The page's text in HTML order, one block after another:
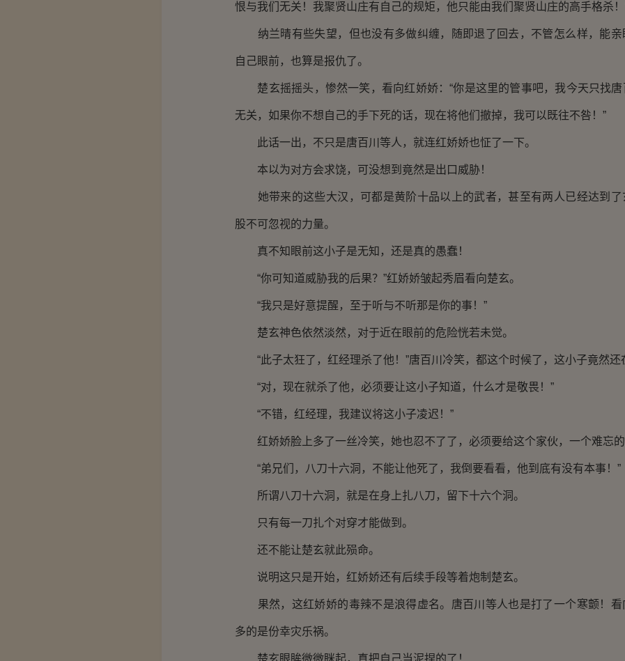
恨与我们无关！我聚贤山庄有自己的规矩，他只能由我们聚贤山庄的高手格杀！
纳兰晴有些失望，但也没有多做纠缠，随即退了回去，不管怎么样，能亲
自己眼前，也算是报仇了。
楚玄摇摇头，惨然一笑，看向红娇娇：“你是这里的管事吧，我今天只找唐
无关，如果你不想自己的手下死的话，现在将他们撤掉，我可以既往不咎！”
此话一出，不只是唐百川等人，就连红娇娇也怔了一下。
本以为对方会求饶，可没想到竟然是出口威胁！
她带来的这些大汉，可都是黄阶十品以上的武者，甚至有两人已经达到了
股不可忽视的力量。
真不知眼前这小子是无知，还是真的愚蠢！
“你可知道威胁我的后果？”红娇娇皱起秀眉看向楚玄。
“我只是好意提醒，至于听与不听那是你的事！”
楚玄神色依然淡然，对于近在眼前的危险恍若未觉。
“此子太狂了，红经理杀了他！”唐百川冷笑，都这个时候了，这小子竟然还
“对，现在就杀了他，必须要让这小子知道，什么才是敬畏！”
“不错，红经理，我建议将这小子凌迟！”
红娇娇脸上多了一丝冷笑，她也忍不了了，必须要给这个家伙，一个难忘的
“弟兄们，八刀十六洞，不能让他死了，我倒要看看，他到底有没有本事！”
所谓八刀十六洞，就是在身上扎八刀，留下十六个洞。
只有每一刀扎个对穿才能做到。
还不能让楚玄就此殒命。
说明这只是开始，红娇娇还有后续手段等着炮制楚玄。
果然，这红娇娇的毒辣不是浪得虚名。唐百川等人也是打了一个寒颤！看
多的是份幸灾乐祸。
楚玄眼眸微微眯起，真把自己当泥捏的了！